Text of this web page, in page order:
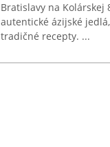
Bratislavy na Kolárskej
autentické ázijské
tradičné recepty. ...